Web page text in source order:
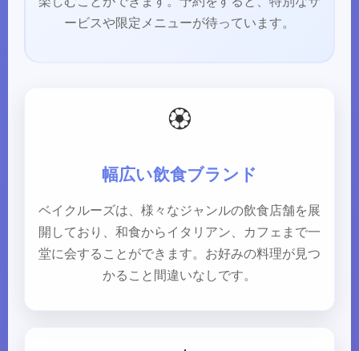
ービスや限定メニューが待っています。
🏵️
幅広い飲食ブランド
ベイクルーズは、様々なジャンルの飲食店舗を展
開しており、和食からイタリアン、カフェまで一
堂に会することができます。お好みの料理が見つ
かること間違いなしです。